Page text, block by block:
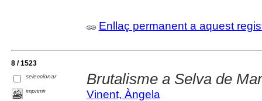
Enllaç permanent a aquest
8 / 1523
seleccionar
imprimir
Brutalisme a Selva de Mar
Vinent, Àngela